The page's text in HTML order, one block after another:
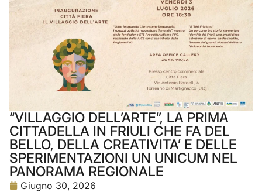
“VILLAGGIO DELL’ARTE”, LA PRIMA
CITTADELLA IN FRIULI CHE FA DEL
BELLO, DELLA CREATIVITA’ E DELLE
SPERIMENTAZIONI UN UNICUM NEL
PANORAMA REGIONALE
Giugno 30, 2026